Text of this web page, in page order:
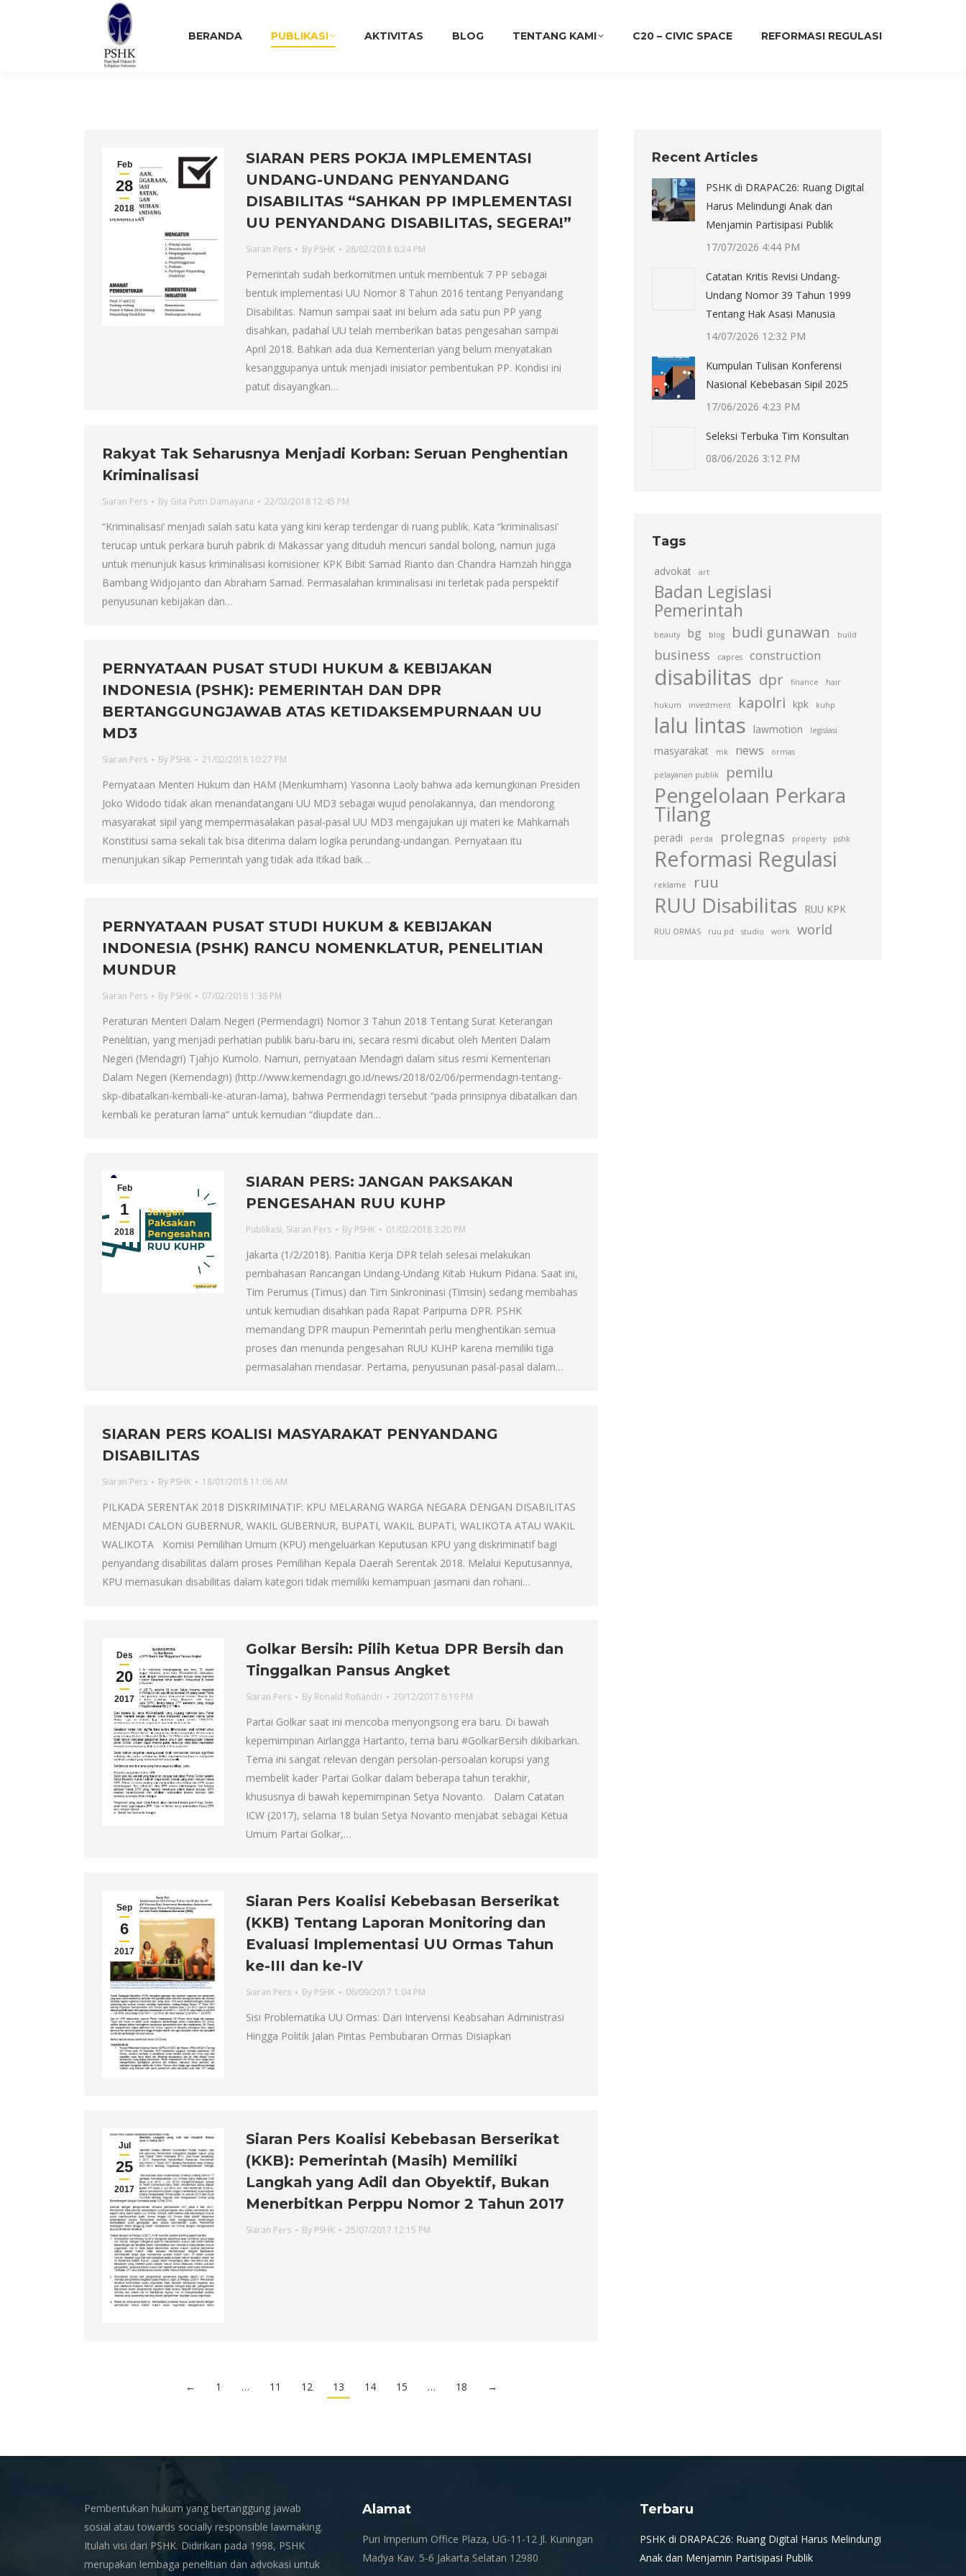
BERANDA PUBLIKASI AKTIVITAS BLOG TENTANG KAMI C20 – CIVIC SPACE REFORMASI REGULASI
Feb
28
2018
SIARAN PERS POKJA IMPLEMENTASI
UNDANG-UNDANG PENYANDANG
DISABILITAS “SAHKAN PP IMPLEMENTASI
UU PENYANDANG DISABILITAS, SEGERA!”
Siaran Pers By PSHK 28/02/2018 6:24 PM
Pemerintah sudah berkomitmen untuk membentuk 7 PP sebagai
bentuk implementasi UU Nomor 8 Tahun 2016 tentang Penyandang
Disabilitas. Namun sampai saat ini belum ada satu pun PP yang
disahkan, padahal UU telah memberikan batas pengesahan sampai
April 2018. Bahkan ada dua Kementerian yang belum menyatakan
kesanggupanya untuk menjadi inisiator pembentukan PP. Kondisi ini
patut disayangkan…
Rakyat Tak Seharusnya Menjadi Korban: Seruan Penghentian
Kriminalisasi
Siaran Pers By Gita Putri Damayana 22/02/2018 12:45 PM
“Kriminalisasi’ menjadi salah satu kata yang kini kerap terdengar di ruang publik. Kata “kriminalisasi’
terucap untuk perkara buruh pabrik di Makassar yang dituduh mencuri sandal bolong, namun juga
untuk menunjuk kasus kriminalisasi komisioner KPK Bibit Samad Rianto dan Chandra Hamzah hingga
Bambang Widjojanto dan Abraham Samad. Permasalahan kriminalisasi ini terletak pada perspektif
penyusunan kebijakan dan…
PERNYATAAN PUSAT STUDI HUKUM & KEBIJAKAN
INDONESIA (PSHK): PEMERINTAH DAN DPR
BERTANGGUNGJAWAB ATAS KETIDAKSEMPURNAAN UU
MD3
Siaran Pers By PSHK 21/02/2018 10:27 PM
Pernyataan Menteri Hukum dan HAM (Menkumham) Yasonna Laoly bahwa ada kemungkinan Presiden
Joko Widodo tidak akan menandatangani UU MD3 sebagai wujud penolakannya, dan mendorong
masyarakat sipil yang mempermasalakan pasal-pasal UU MD3 mengajukan uji materi ke Mahkamah
Konstitusi sama sekali tak bisa diterima dalam logika perundang-undangan. Pernyataan itu
menunjukan sikap Pemerintah yang tidak ada itikad baik…
PERNYATAAN PUSAT STUDI HUKUM & KEBIJAKAN
INDONESIA (PSHK) RANCU NOMENKLATUR, PENELITIAN
MUNDUR
Siaran Pers By PSHK 07/02/2018 1:38 PM
Peraturan Menteri Dalam Negeri (Permendagri) Nomor 3 Tahun 2018 Tentang Surat Keterangan
Penelitian, yang menjadi perhatian publik baru-baru ini, secara resmi dicabut oleh Menteri Dalam
Negeri (Mendagri) Tjahjo Kumolo. Namun, pernyataan Mendagri dalam situs resmi Kementerian
Dalam Negeri (Kemendagri) (http://www.kemendagri.go.id/news/2018/02/06/permendagri-tentang-
skp-dibatalkan-kembali-ke-aturan-lama), bahwa Permendagri tersebut “pada prinsipnya dibatalkan dan
kembali ke peraturan lama” untuk kemudian “diupdate dan…
Feb
1
2018
SIARAN PERS: JANGAN PAKSAKAN
PENGESAHAN RUU KUHP
Publikasi, Siaran Pers By PSHK 01/02/2018 3:20 PM
Jakarta (1/2/2018). Panitia Kerja DPR telah selesai melakukan
pembahasan Rancangan Undang-Undang Kitab Hukum Pidana. Saat ini,
Tim Perumus (Timus) dan Tim Sinkroninasi (Timsin) sedang membahas
untuk kemudian disahkan pada Rapat Paripurna DPR. PSHK
memandang DPR maupun Pemerintah perlu menghentikan semua
proses dan menunda pengesahan RUU KUHP karena memiliki tiga
permasalahan mendasar. Pertama, penyusunan pasal-pasal dalam…
SIARAN PERS KOALISI MASYARAKAT PENYANDANG
DISABILITAS
Siaran Pers By PSHK 18/01/2018 11:06 AM
PILKADA SERENTAK 2018 DISKRIMINATIF: KPU MELARANG WARGA NEGARA DENGAN DISABILITAS
MENJADI CALON GUBERNUR, WAKIL GUBERNUR, BUPATI, WAKIL BUPATI, WALIKOTA ATAU WAKIL
WALIKOTA Komisi Pemilihan Umum (KPU) mengeluarkan Keputusan KPU yang diskriminatif bagi
penyandang disabilitas dalam proses Pemilihan Kepala Daerah Serentak 2018. Melalui Keputusannya,
KPU memasukan disabilitas dalam kategori tidak memiliki kemampuan jasmani dan rohani…
Des
20
2017
Golkar Bersih: Pilih Ketua DPR Bersih dan
Tinggalkan Pansus Angket
Siaran Pers By Ronald Rofiandri 20/12/2017 6:19 PM
Partai Golkar saat ini mencoba menyongsong era baru. Di bawah
kepemimpinan Airlangga Hartanto, tema baru #GolkarBersih dikibarkan.
Tema ini sangat relevan dengan persolan-persoalan korupsi yang
membelit kader Partai Golkar dalam beberapa tahun terakhir,
khususnya di bawah kepemimpinan Setya Novanto. Dalam Catatan
ICW (2017), selama 18 bulan Setya Novanto menjabat sebagai Ketua
Umum Partai Golkar,…
Sep
6
2017
Siaran Pers Koalisi Kebebasan Berserikat
(KKB) Tentang Laporan Monitoring dan
Evaluasi Implementasi UU Ormas Tahun
ke-III dan ke-IV
Siaran Pers By PSHK 06/09/2017 1:04 PM
Sisi Problematika UU Ormas: Dari Intervensi Keabsahan Administrasi
Hingga Politik Jalan Pintas Pembubaran Ormas Disiapkan
Jul
25
2017
Siaran Pers Koalisi Kebebasan Berserikat
(KKB): Pemerintah (Masih) Memiliki
Langkah yang Adil dan Obyektif, Bukan
Menerbitkan Perppu Nomor 2 Tahun 2017
Siaran Pers By PSHK 25/07/2017 12:15 PM
← 1 … 11 12 13 14 15 … 18 →
Recent Articles
PSHK di DRAPAC26: Ruang Digital
Harus Melindungi Anak dan
Menjamin Partisipasi Publik
17/07/2026 4:44 PM
Catatan Kritis Revisi Undang-
Undang Nomor 39 Tahun 1999
Tentang Hak Asasi Manusia
14/07/2026 12:32 PM
Kumpulan Tulisan Konferensi
Nasional Kebebasan Sipil 2025
17/06/2026 4:23 PM
Seleksi Terbuka Tim Konsultan
08/06/2026 3:12 PM
Tags
advokat art
Badan Legislasi
Pemerintah
beauty bg blog budi gunawan build
business capres construction
disabilitas dpr finance hair
hukum investment kapolri kpk kuhp
lalu lintas lawmotion legislasi
masyarakat mk news ormas
pelayanan publik pemilu
Pengelolaan Perkara
Tilang
peradi perda prolegnas property pshk
Reformasi Regulasi
reklame ruu
RUU Disabilitas RUU KPK
RUU ORMAS ruu pd studio work world
Pembentukan hukum yang bertanggung jawab
sosial atau towards socially responsible lawmaking.
Itulah visi dari PSHK. Didirikan pada 1998, PSHK
merupakan lembaga penelitian dan advokasi untuk
Alamat
Puri Imperium Office Plaza, UG-11-12 Jl. Kuningan
Madya Kav. 5-6 Jakarta Selatan 12980
Terbaru
PSHK di DRAPAC26: Ruang Digital Harus Melindungi
Anak dan Menjamin Partisipasi Publik